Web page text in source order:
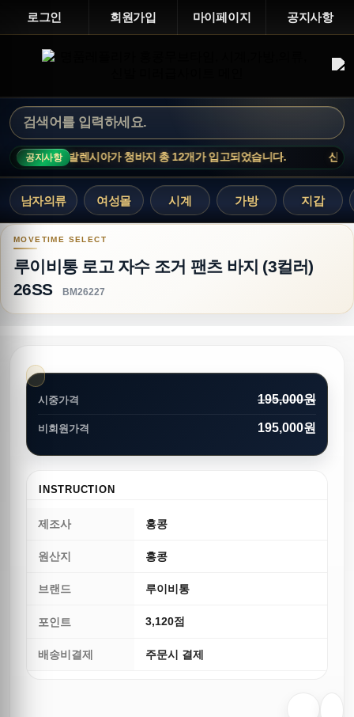
로그인 회원가입 마이페이지 공지사항
공지사항
리 바지, 발렌시아가 청바지 총 12개가 입고되었습니다. 신상
남자의류 여성몰 시계 가방 지갑
루이비통 로고 자수 조거 팬츠 바지 (3컬러) 26SS
루이비통 로고 자수 조거 팬츠 바지 (3컬러)
26SS
BM26227
시중가격 195,000원
비회원가격 195,000원
INSTRUCTION
제조사 홍콩
원산지 홍콩
브랜드 루이비통
포인트 3,120점
배송비결제 주문시 결제